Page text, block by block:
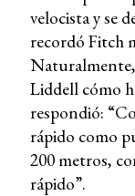
velocista y se
recordó Fitch
Liddell cómo
respondió:
rápido como
200 metros,
rápido”.